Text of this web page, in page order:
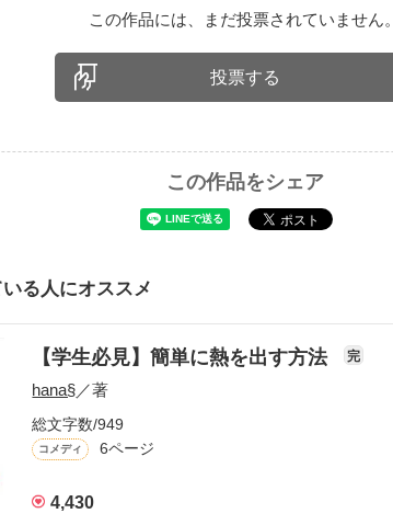
この作品には、まだ投票されていません。
投票する
この作品をシェア
る人にオススメ
【学生必見】簡単に熱を出す方法 完
hana§／著
総文字数/949
コメディ 6ページ
4,430